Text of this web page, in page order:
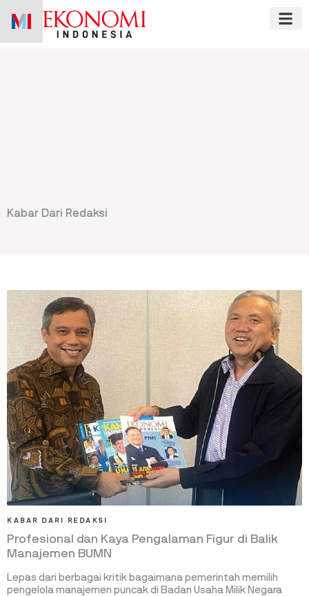
Kabar Dari Redaksi
KABAR DARI REDAKSI
Profesional dan Kaya Pengalaman Figur di Balik
Manajemen BUMN
Lepas dari berbagai kritik bagaimana pemerintah memilih
pengelola manajemen puncak di Badan Usaha Milik Negara